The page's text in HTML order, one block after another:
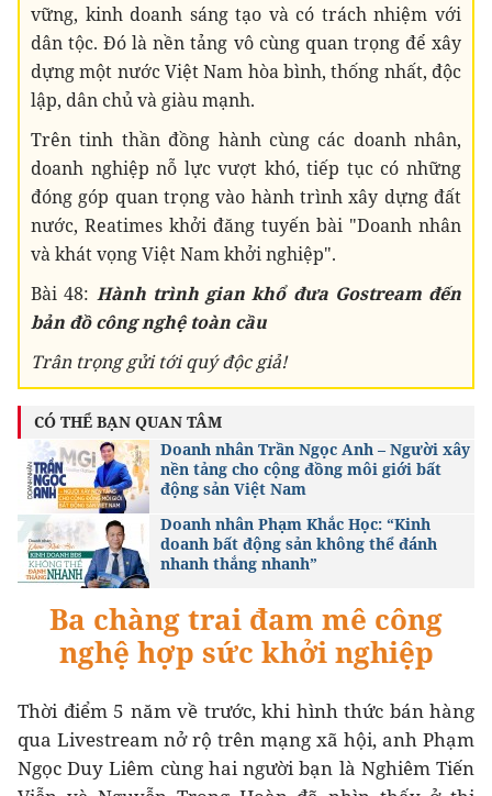
vững, kinh doanh sáng tạo và có trách nhiệm với
dân tộc. Đó là nền tảng vô cùng quan trọng để xây
dựng một nước Việt Nam hòa bình, thống nhất, độc
lập, dân chủ và giàu mạnh.
Trên tinh thần đồng hành cùng các doanh nhân,
doanh nghiệp nỗ lực vượt khó, tiếp tục có những
đóng góp quan trọng vào hành trình xây dựng đất
nước, Reatimes khởi đăng tuyến bài "Doanh nhân
và khát vọng Việt Nam khởi nghiệp".
Bài 48: Hành trình gian khổ đưa Gostream đến
bản đồ công nghệ toàn cầu
Trân trọng gửi tới quý độc giả!
CÓ THỂ BẠN QUAN TÂM
Doanh nhân Trần Ngọc Anh – Người xây
nền tảng cho cộng đồng môi giới bất
động sản Việt Nam
Doanh nhân Phạm Khắc Học: “Kinh
doanh bất động sản không thể đánh
nhanh thắng nhanh”
Ba chàng trai đam mê công
nghệ hợp sức khởi nghiệp
Thời điểm 5 năm về trước, khi hình thức bán hàng
qua Livestream nở rộ trên mạng xã hội, anh Phạm
Ngọc Duy Liêm cùng hai người bạn là Nghiêm Tiến